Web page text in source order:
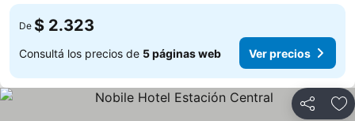
De $ 2.323
Consultá los precios de 5 páginas web Ver precios
Compartir